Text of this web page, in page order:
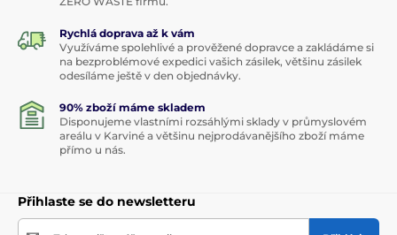
Rychlá doprava až k vám
Využíváme spolehlivé a prověžené dopravce a zakládáme si
na bezproblémové expedici vašich zásilek, většinu zásilek
odesíláme ještě v den objednávky.
90% zboží máme skladem
Disponujeme vlastními rozsáhlými sklady v průmyslovém
areálu v Karviné a většinu nejprodávanějšího zboží máme
přímo u nás.
Přihlaste se do newsletteru